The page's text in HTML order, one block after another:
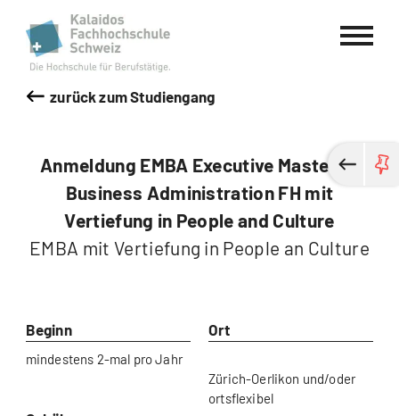
Kalaidos Fachhochschule Schweiz
zurück zum Studiengang
Anmeldung EMBA Executive Master of
Business Administration FH mit
Vertiefung in People and Culture
EMBA mit Vertiefung in People an Culture
Beginn
mindestens 2-mal pro Jahr
Ort
Zürich-Oerlikon und/oder
ortsflexibel